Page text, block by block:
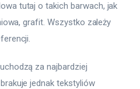
tutaj o takich barwach, jak
grafit. Wszystko zależy
za najbardziej
jednak tekstyliów